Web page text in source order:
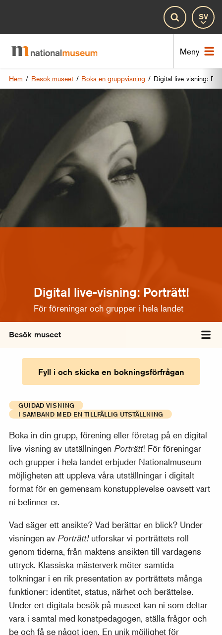
Meny
Sök
Hem / Besök museet / Boka en gruppvisning / Digital live-visning:
Digital live-visning: Porträtt!
För föreningar och grupper i hela landet
Besök museet
Fyll i och skicka en bokningsförfrågan
GUIDAD VISNING
I SAMBAND MED EN TILLFÄLLIG UTSTÄLLNING
Boka in din grupp, förening eller företag på en digital
live-visning av utställningen Porträtt! För föreningar
och grupper i hela landet erbjuder Nationalmuseum
möjligheten att uppleva våra utställningar i digitalt
format för en gemensam konstupplevelse oavsett vart
ni befinner er.
Vad säger ett ansikte? Vad berättar en blick? Under
visningen av Porträtt!utforskar vi porträttets roll
genom tiderna, från maktens ansikten till vardagens
uttryck. Klassiska mästerverk möter samtida
tolkningar i en rik presentation av porträttets många
funktioner: identitet, status, närhet och berättelse.
Under ert digitala besök på museet kan ni som deltar
vara i samtal med konstpedagogen, ställa frågor och
be och få se något igen. En unik möjlighet för